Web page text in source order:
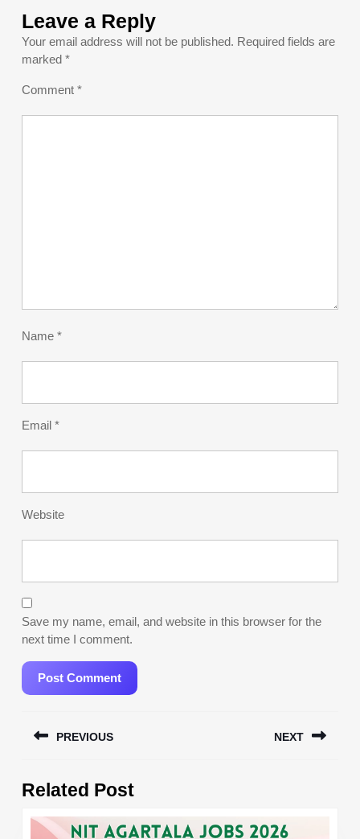
Leave a Reply
Your email address will not be published. Required fields are
marked *
Comment *
Name *
Email *
Website
Save my name, email, and website in this browser for the
next time I comment.
navigation
PREVIOUS
post:
NEXT
Related Post